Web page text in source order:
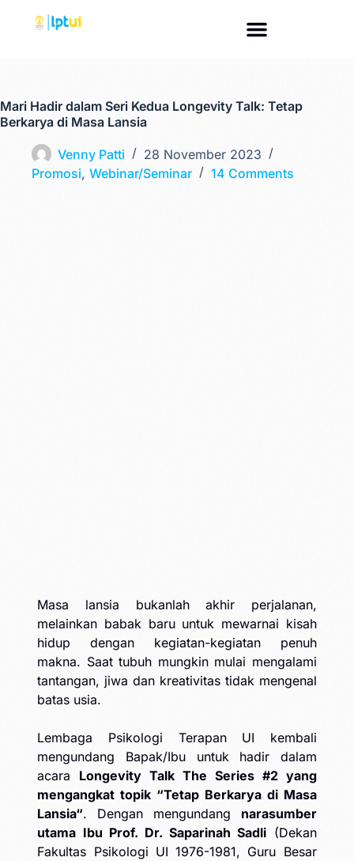
Mari Hadir dalam Seri Kedua Longevity Talk: Tetap
Berkarya di Masa Lansia
Venny Patti
28 November 2023
Promosi, Webinar/Seminar 14 Comments
Masa lansia bukanlah akhir perjalanan,
melainkan babak baru untuk mewarnai kisah
hidup dengan kegiatan-kegiatan penuh
makna. Saat tubuh mungkin mulai mengalami
tantangan, jiwa dan kreativitas tidak mengenal
batas usia.
Lembaga Psikologi Terapan UI kembali
mengundang Bapak/Ibu untuk hadir dalam
acara Longevity Talk The Series #2 yang
mengangkat topik “Tetap Berkarya di Masa
Lansia“. Dengan mengundang narasumber
utama Ibu Prof. Dr. Saparinah Sadli (Dekan
Fakultas Psikologi UI 1976-1981, Guru Besar